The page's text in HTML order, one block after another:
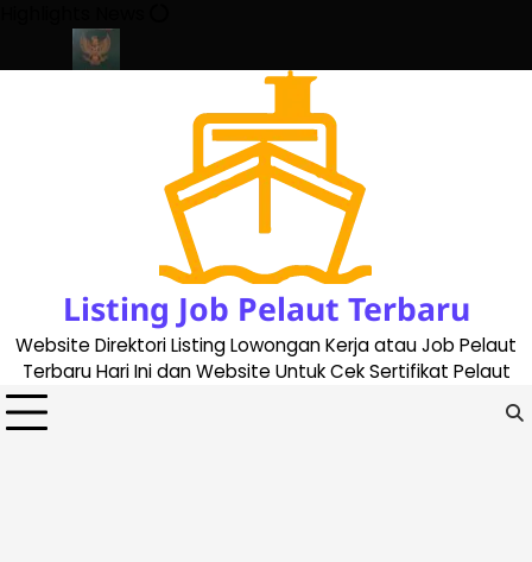
content
Listing Job Pelaut Terbaru
Website Direktori Listing Lowongan Kerja atau Job Pelaut
Terbaru Hari Ini dan Website Untuk Cek Sertifikat Pelaut